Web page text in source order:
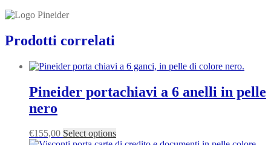
Prodotti correlati
Pineider portachiavi a 6 anelli in pelle
nero
€155,00 Select options